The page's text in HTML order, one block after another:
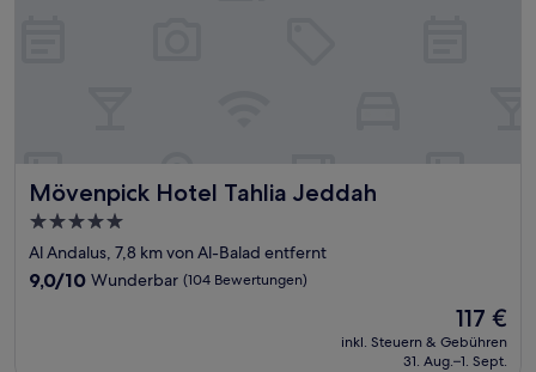
Mövenpick Hotel Tahlia Jeddah
Mövenpick Hotel Tahlia Jeddah
5.0-
Sterne-
Unterkunft
Al Andalus, 7,8 km von Al-Balad entfernt
9.0
9,0/10 Wunderbar (104 Bewertungen)
Der
Preis
beträgt
117 €
inkl. Steuern & Gebühren
31. Aug.–1. Sept.